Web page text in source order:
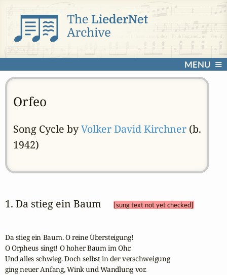
MENU
Orfeo
Song Cycle byVolker David Kirchner(b.
1942)
1. Da stieg ein Baum [sung text not yet checked]
Da stieg ein Baum. O reine Übersteigung!
O Orpheus singt! O hoher Baum im Ohr.
Und alles schwieg. Doch selbst in der verschweigung
ging neuer Anfang, Wink und Wandlung vor.